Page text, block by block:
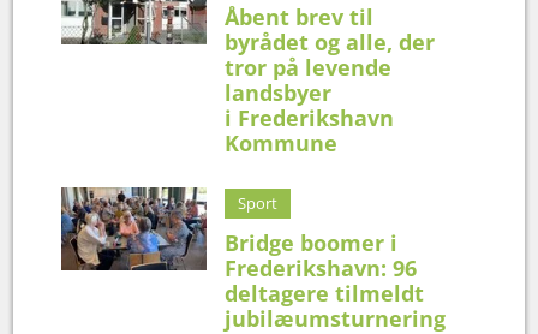
Åbent brev til
byrådet og alle, der
tror på levende
landsbyer
i Frederikshavn
Kommune
Sport
Bridge boomer i
Frederikshavn: 96
deltagere tilmeldt
jubilæumsturnering